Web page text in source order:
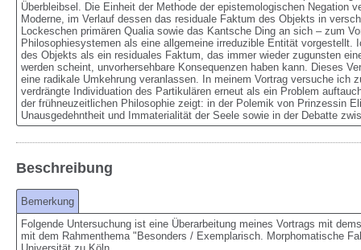
Überbleibsel. Die Einheit der Methode der epistemologischen Negation
Moderne, im Verlauf dessen das residuale Faktum des Objekts in
Lockeschen primären Qualia sowie das Kantsche Ding an sich – zum
Philosophiesystemen als eine allgemeine irreduzible Entität vorgestellt.
des Objekts als ein residuales Faktum, das immer wieder zugunsten
werden scheint, unvorhersehbare Konsequenzen haben kann. Dieses
eine radikale Umkehrung veranlassen. In meinem Vortrag versuche ich
verdrängte Individuation des Partikulären erneut als ein Problem
der frühneuzeitlichen Philosophie zeigt: in der Polemik von Prinzessin
Unausgedehntheit und Immaterialität der Seele sowie in der Debatte
Beschreibung
Bemerkung
Folgende Untersuchung ist eine Überarbeitung meines Vortrags mit
mit dem Rahmenthema "Besonders / Exemplarisch. Morphomatische